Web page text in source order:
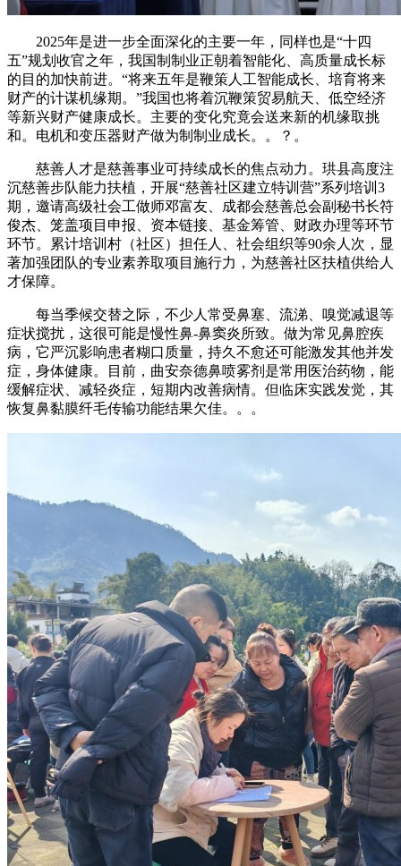
2025年是进一步全面深化的主要一年，同样也是“十四
五”规划收官之年，我国制制业正朝着智能化、高质量成长标
的目的加快前进。“将来五年是鞭策人工智能成长、培育将来
财产的计谋机缘期。”我国也将着沉鞭策贸易航天、低空经济
等新兴财产健康成长。主要的变化究竟会送来新的机缘取挑
和。电机和变压器财产做为制制业成长。。？。
慈善人才是慈善事业可持续成长的焦点动力。珙县高度注
沉慈善步队能力扶植，开展“慈善社区建立特训营”系列培训3
期，邀请高级社会工做师邓富友、成都会慈善总会副秘书长符
俊杰、笼盖项目申报、资本链接、基金筹管、财政办理等环节
环节。累计培训村（社区）担任人、社会组织等90余人次，显
著加强团队的专业素养取项目施行力，为慈善社区扶植供给人
才保障。
每当季候交替之际，不少人常受鼻塞、流涕、嗅觉减退等
症状搅扰，这很可能是慢性鼻-鼻窦炎所致。做为常见鼻腔疾
病，它严沉影响患者糊口质量，持久不愈还可能激发其他并发
症，身体健康。目前，曲安奈德鼻喷雾剂是常用医治药物，能
缓解症状、减轻炎症，短期内改善病情。但临床实践发觉，其
恢复鼻黏膜纤毛传输功能结果欠佳。。。